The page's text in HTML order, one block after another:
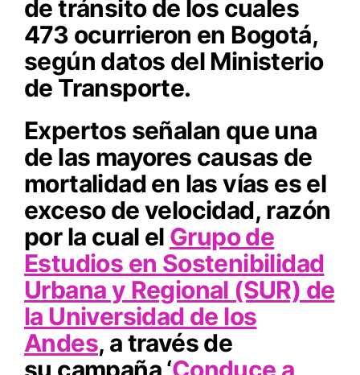
de tránsito de los cuales
473 ocurrieron en Bogotá,
según datos del Ministerio
de Transporte.
Expertos señalan queuna
de las mayores causas de
mortalidad en las vías es el
exceso de velocidad, razón
por la cual el Grupo de
Estudios en Sostenibilidad
Urbana y Regional (SUR) de
la Universidad de los
Andes, a través de